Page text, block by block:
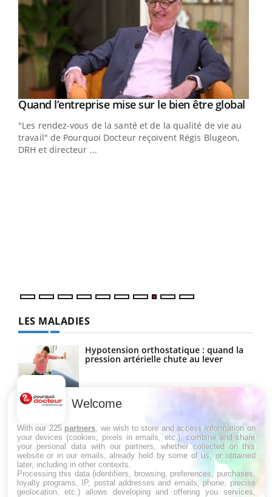
Youtube
Quand l’entreprise mise sur le bien être global
"Les rendez-vous de la santé et de la qualité de vie au
travail" de Pourquoi Docteur reçoivent Régis Blugeon,
DRH et directeur ...
LES MALADIES
Hypotension orthostatique : quand la
pression artérielle chute au lever
Drépanocytose : une déformation des
globules rouges aux conséquences
Maladie de Charcot (Sclérose latérale
amyotrophique)
Welcome
With our 225 partners , we wish to store and access information on
your devices (cookies, pixels in emails, etc.), combine and share
your personal data with our partners, whether collected on this
website or in our emails, already held by some of us, or obtained
later, including in other contexts.
Processing this data (identifiers, browsing, preferences, purchases,
loyalty programs, IP, postal addresses and emails, phone, precise
geolocation, etc.) allows developing and offering you services,